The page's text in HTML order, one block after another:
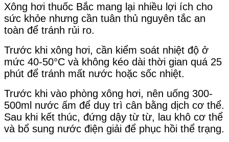
Xông hơi thuốc Bắc mang lại nhiều lợi ích cho
sức khỏe nhưng cần tuân thủ nguyên tắc an
toàn để tránh rủi ro.
Trước khi xông hơi, cần kiểm soát nhiệt độ ở
mức 40-50°C và không kéo dài thời gian quá 25
phút để tránh mất nước hoặc sốc nhiệt.
Trước khi vào phòng xông hơi, nên uống 300-
500ml nước ấm để duy trì cân bằng dịch cơ thể.
Sau khi kết thúc, đứng dậy từ từ, lau khô cơ thể
và bổ sung nước điện giải để phục hồi thể trạng.